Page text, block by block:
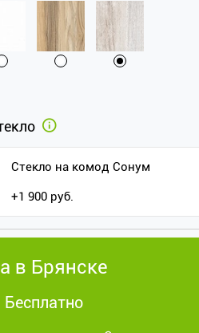
Стекло на комод Сонум
+1 900 руб.
в Брянске
Бесплатно